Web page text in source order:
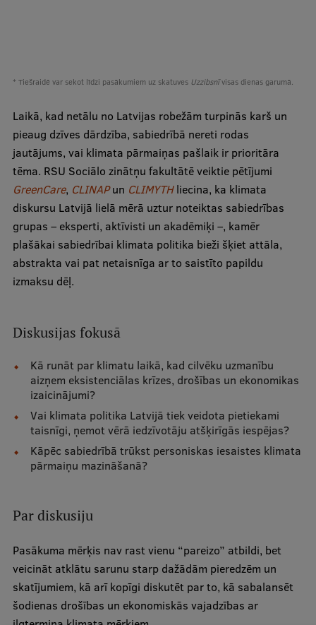
Ilgtspējīga attīstība
Studiju un vides pieejamība
Dati par 2025. gadu
Suvenīri un grāmatas
Mūžizglītība
Sagatavošanas kursi
Profesionālās pilnveides kursi
ESF kvalifikācijas celšanas kursi
Pedagoģiskās izaugsmes centrs
Pētniecība
Zinātniskie institūti un laboratorijas
* Tiešraidē var sekot līdzi pasākumiem uz skatuves Uzzibsnīvisas dienas garumā.
Laikā, kad netālu no Latvijas robežām turpinās karš un
pieaug dzīves dārdzība, sabiedrībā nereti rodas
jautājums, vai klimata pārmaiņas pašlaik ir prioritāra
tēma. RSU Sociālo zinātņu fakultātē veiktie pētījumi
GreenCare, CLINAP un CLIMYTH liecina, ka klimata
diskursu Latvijā lielā mērā uztur noteiktas sabiedrības
grupas – eksperti, aktīvisti un akadēmiķi –, kamēr
plašākai sabiedrībai klimata politika bieži šķiet attāla,
abstrakta vai pat netaisnīga ar to saistīto papildu
izmaksu dēļ.
Diskusijas fokusā
Kā runāt par klimatu laikā, kad cilvēku uzmanību
aizņem eksistenciālas krīzes, drošības un ekonomikas
izaicinājumi?
Vai klimata politika Latvijā tiek veidota pietiekami
taisnīgi, ņemot vērā iedzīvotāju atšķirīgās iespējas?
Kāpēc sabiedrībā trūkst personiskas iesaistes klimata
pārmaiņu mazināšanā?
Par diskusiju
Pasākuma mērķis nav rast vienu “pareizo” atbildi, bet
veicināt atklātu sarunu starp dažādām pieredzēm un
skatījumiem, kā arī kopīgi diskutēt par to, kā sabalansēt
šodienas drošības un ekonomiskās vajadzības ar